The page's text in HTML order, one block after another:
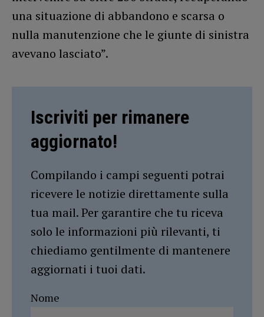
una situazione di abbandono e scarsa o
nulla manutenzione che le giunte di sinistra
avevano lasciato”.
Iscriviti per rimanere
aggiornato!
Compilando i campi seguenti potrai
ricevere le notizie direttamente sulla
tua mail. Per garantire che tu riceva
solo le informazioni più rilevanti, ti
chiediamo gentilmente di mantenere
aggiornati i tuoi dati.
Nome